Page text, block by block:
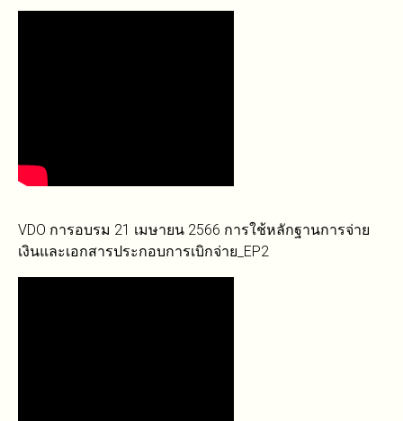
VDO การอบรม 21 เมษายน 2566 การใช้หลักฐานการจ่าย
เงินและเอกสารประกอบการเบิกจ่าย_EP2